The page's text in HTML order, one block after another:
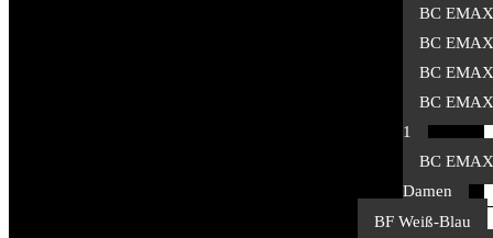
BC
BC
BC
BC
1
BC EMAX
Damen
BF Weiß-Blau